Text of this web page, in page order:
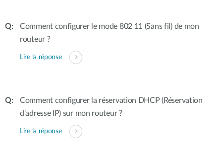
Comment configurer le mode 802 11 (Sans fil) de mon
routeur ?
Lire la réponse
Comment configurer la réservation DHCP (Réservation
d'adresse IP) sur mon routeur ?
Lire la réponse